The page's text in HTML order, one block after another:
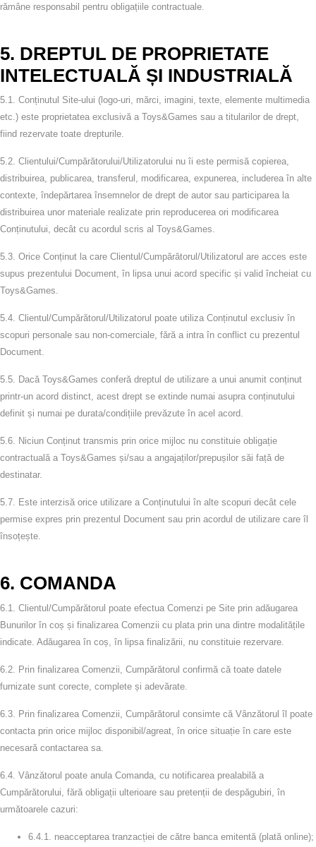
rămâne responsabil pentru obligațiile contractuale.
5. DREPTUL DE PROPRIETATE
INTELECTUALĂ ȘI INDUSTRIALĂ
5.1. Conținutul Site‑ului (logo‑uri, mărci, imagini, texte, elemente multimedia
etc.) este proprietatea exclusivă a Toys&Games sau a titularilor de drept,
fiind rezervate toate drepturile.
5.2. Clientului/Cumpărătorului/Utilizatorului nu îi este permisă copierea,
distribuirea, publicarea, transferul, modificarea, expunerea, includerea în alte
contexte, îndepărtarea însemnelor de drept de autor sau participarea la
distribuirea unor materiale realizate prin reproducerea ori modificarea
Conținutului, decât cu acordul scris al Toys&Games.
5.3. Orice Conținut la care Clientul/Cumpărătorul/Utilizatorul are acces este
supus prezentului Document, în lipsa unui acord specific și valid încheiat cu
Toys&Games.
5.4. Clientul/Cumpărătorul/Utilizatorul poate utiliza Conținutul exclusiv în
scopuri personale sau non‑comerciale, fără a intra în conflict cu prezentul
Document.
5.5. Dacă Toys&Games conferă dreptul de utilizare a unui anumit conținut
printr-un acord distinct, acest drept se extinde numai asupra conținutului
definit și numai pe durata/condițiile prevăzute în acel acord.
5.6. Niciun Conținut transmis prin orice mijloc nu constituie obligație
contractuală a Toys&Games și/sau a angajaților/prepușilor săi față de
destinatar.
5.7. Este interzisă orice utilizare a Conținutului în alte scopuri decât cele
permise expres prin prezentul Document sau prin acordul de utilizare care îl
însoțește.
6. COMANDA
6.1.
Clientul/Cumpărătorul poate efectua Comenzi pe Site prin adăugarea
Bunurilor în coș și finalizarea Comenzii cu plata prin una dintre modalitățile
indicate. Adăugarea în coș, în lipsa finalizării, nu constituie rezervare.
6.2. Prin finalizarea Comenzii, Cumpărătorul confirmă că toate datele
furnizate sunt corecte, complete și adevărate.
6.3. Prin finalizarea Comenzii, Cumpărătorul consimte că Vânzătorul îl poate
contacta prin orice mijloc disponibil/agreat, în orice situație în care este
necesară contactarea sa.
6.4. Vânzătorul poate anula Comanda, cu notificarea prealabilă a
Cumpărătorului, fără obligații ulterioare sau pretenții de despăgubiri, în
următoarele cazuri:
6.4.1.
neacceptarea tranzacției de către banca emitentă (plată online);